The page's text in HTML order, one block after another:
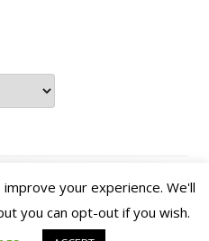
YouTubeInstagramFacebook
your experience. We'll
you can opt-out if you wish.